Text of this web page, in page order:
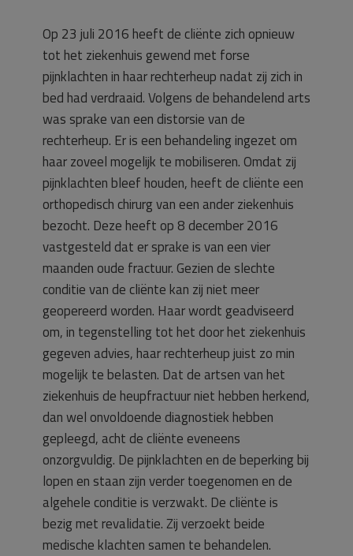
Op 23 juli 2016 heeft de cliënte zich opnieuw
tot het ziekenhuis gewend met forse
pijnklachten in haar rechterheup nadat zij zich in
bed had verdraaid. Volgens de behandelend arts
was sprake van een distorsie van de
rechterheup. Er is een behandeling ingezet om
haar zoveel mogelijk te mobiliseren. Omdat zij
pijnklachten bleef houden, heeft de cliënte een
orthopedisch chirurg van een ander ziekenhuis
bezocht. Deze heeft op 8 december 2016
vastgesteld dat er sprake is van een vier
maanden oude fractuur. Gezien de slechte
conditie van de cliënte kan zij niet meer
geopereerd worden. Haar wordt geadviseerd
om, in tegenstelling tot het door het ziekenhuis
gegeven advies, haar rechterheup juist zo min
mogelijk te belasten. Dat de artsen van het
ziekenhuis de heupfractuur niet hebben herkend,
dan wel onvoldoende diagnostiek hebben
gepleegd, acht de cliënte eveneens
onzorgvuldig. De pijnklachten en de beperking bij
lopen en staan zijn verder toegenomen en de
algehele conditie is verzwakt. De cliënte is
bezig met revalidatie. Zij verzoekt beide
medische klachten samen te behandelen.